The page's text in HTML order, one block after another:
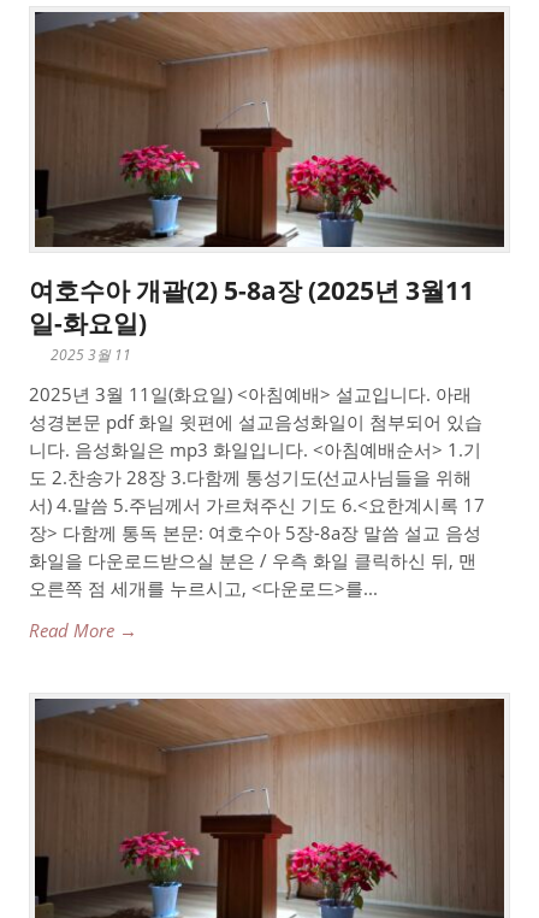
여호수아 개괄(2) 5-8a장 (2025년 3월11
일-화요일)
2025 3월 11
2025년 3월 11일(화요일) <아침예배> 설교입니다. 아래
성경본문 pdf 화일 윗편에 설교음성화일이 첨부되어 있습
니다. 음성화일은 mp3 화일입니다. <아침예배순서> 1.기
도 2.찬송가 28장 3.다함께 통성기도(선교사님들을 위해
서) 4.말씀 5.주님께서 가르쳐주신 기도 6.<요한계시록 17
장> 다함께 통독 본문: 여호수아 5장-8a장 말씀 설교 음성
화일을 다운로드받으실 분은 / 우측 화일 클릭하신 뒤, 맨
오른쪽 점 세개를 누르시고, <다운로드>를...
Read More →